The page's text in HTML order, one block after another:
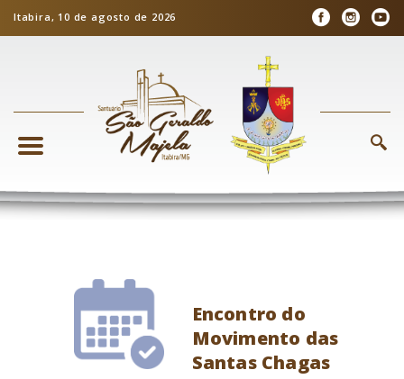
Itabira, 10 de agosto de 2026
Encontro do
Movimento das
Santas Chagas